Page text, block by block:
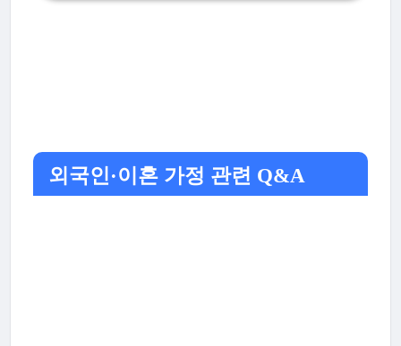
외국인·이혼 가정 관련 Q&A